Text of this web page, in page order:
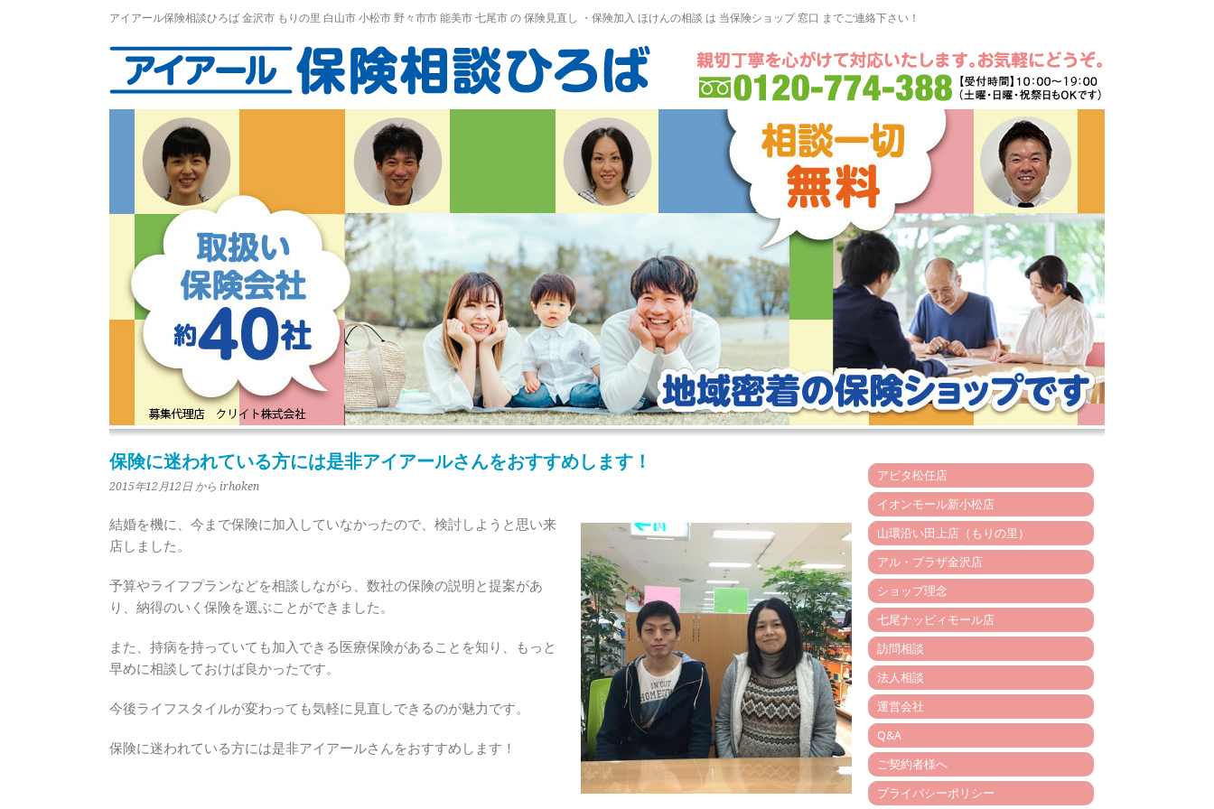
アイアール保険相談ひろば 金沢市 もりの里 白山市 小松市 野々市市 能美市 七尾市 の 保険見直し ・保険加入 ほけんの相談 は 当保険ショップ 窓口 までご連絡下さい！
保険に迷われている方には是非アイアールさんをおすすめします！
2015年12月12日 から irhoken
結婚を機に、今まで保険に加入していなかったので、検討しようと思い来
店しました。
予算やライフプランなどを相談しながら、数社の保険の説明と提案があ
り、納得のいく保険を選ぶことができました。
また、持病を持っていても加入できる医療保険があることを知り、もっと
早めに相談しておけば良かったです。
今後ライフスタイルが変わっても気軽に見直しできるのが魅力です。
保険に迷われている方には是非アイアールさんをおすすめします！
アピタ松任店
イオンモール新小松店
山環沿い田上店（もりの里）
アル・プラザ金沢店
ショップ理念
七尾ナッピィモール店
訪問相談
法人相談
運営会社
Q&A
ご契約者様へ
プライバシーポリシー